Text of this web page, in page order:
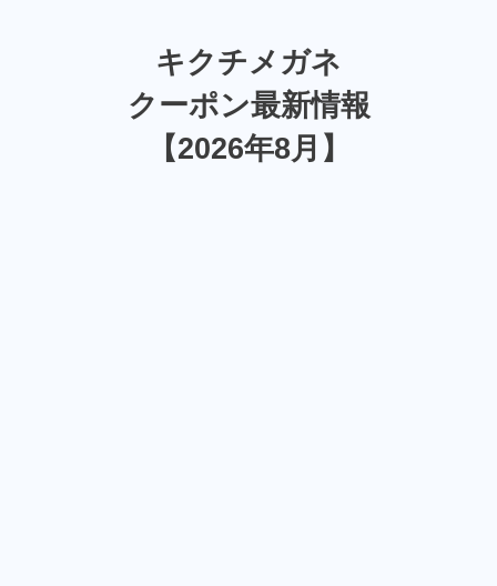
キクチメガネ
クーポン最新情報
【2026年8月】